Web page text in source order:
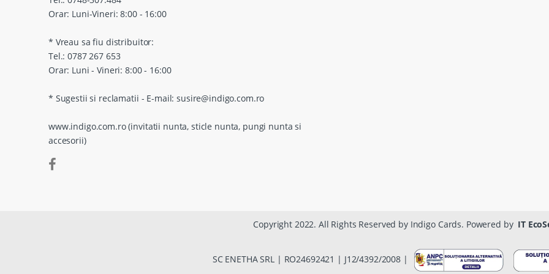
Orar: Luni-Vineri: 8:00 - 16:00
* Vreau sa fiu distribuitor:
Tel.: 0787 267 653
Orar: Luni - Vineri: 8:00 - 16:00
* Sugestii si reclamatii - E-mail: susire@indigo.com.ro
www.indigo.com.ro (invitatii nunta, sticle nunta, pungi nunta si
accesorii)
Copyright 2022. All Rights Reserved by Indigo Cards. Powered by IT
SC ENETHA SRL | RO24692421 | J12/4392/2008 |